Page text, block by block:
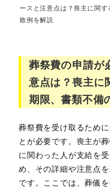
ースと注意点は？喪主に関
敗例を解説
葬祭費の申請が
意点は？喪主に
期限、書類不備
葬祭費を受け取るため
とが必要です。喪主が
に関わった人が支給を
め、その詳細や注意点
です。ここでは、葬儀